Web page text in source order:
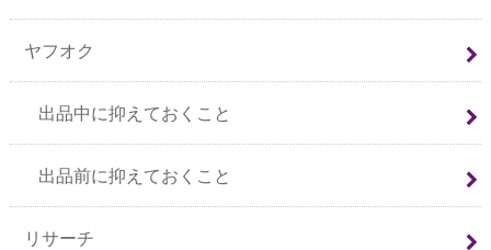
ヤフオク
出品中に抑えておくこと
出品前に抑えておくこと
リサーチ